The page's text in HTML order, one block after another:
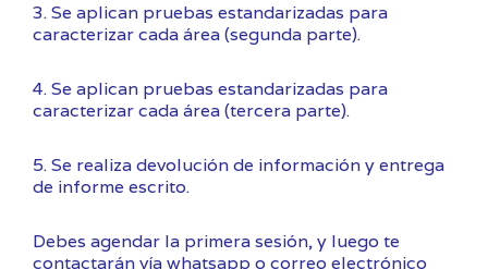
3. Se aplican pruebas estandarizadas para
caracterizar cada área (segunda parte).
4. Se aplican pruebas estandarizadas para
caracterizar cada área (tercera parte).
5. Se realiza devolución de información y entrega
de informe escrito.
Debes agendar la primera sesión, y luego te
contactarán vía whatsapp o correo electrónico